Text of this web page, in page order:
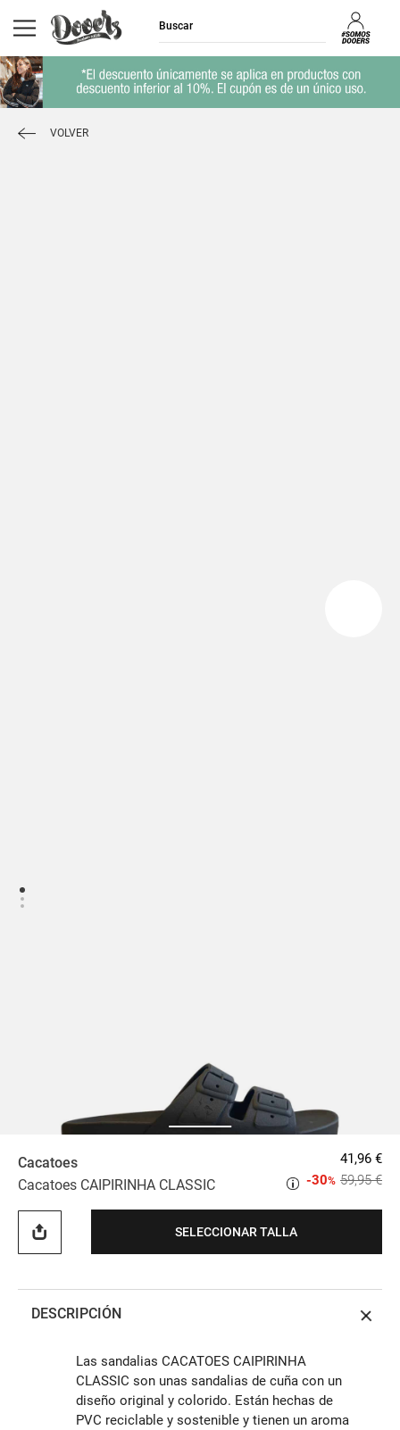
VOLVER
Cacatoes
Cacatoes CAIPIRINHA CLASSIC
41,96 €
59,95 €
-30%
SELECCIONAR TALLA
DESCRIPCIÓN
Las sandalias CACATOES CAIPIRINHA
CLASSIC son unas sandalias de cuña con un
diseño original y colorido. Están hechas de
PVC reciclable y sostenible y tienen un aroma